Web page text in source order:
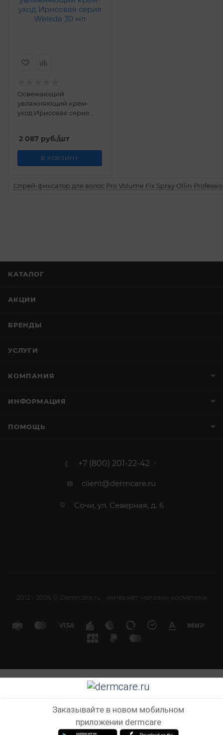
Освежающий
увлажняющий крем-
уход Ирисовая серия
2 087 руб./шт
В КОРЗИНУ
Спрей-фиксатор для волос Pro Volume Fix Spray Ollin
КАТАЛОГ
АКЦИИ
БРЕНДЫ
УСЛУГИ
КОМПАНИЯ
ИНФОРМАЦИЯ
ПОМОЩЬ
+7 (800) 201-22-42
client@dermcare.ru
Сочи, ул. Северная, д. 6
2012 - 2026 © Dermcare.ru - интернет-магазин косметики
Заказывайте в новом мобильном
приложении dermcare